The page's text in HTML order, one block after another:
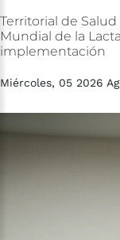
Territorial de Salud
Mundial de la
implementación
Miércoles, 05 2026